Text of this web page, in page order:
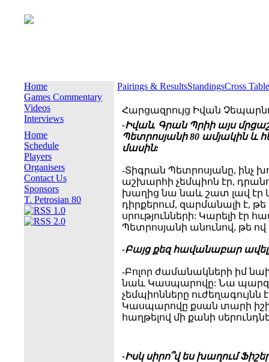
Home
Games Commentary
Videos
Interviews
Home
Schedule
Players
Organisers
Contact Us
Sponsors
T. Petrosian 80
Pairings & ResultsStandingsCross
Հարցազրույց Իվան
-Իվան, Գրան Պրիի այս
Պետրոսյանի 80 ամյակին և
մասին:
-Տիգրան Պետրոսյանը, ինչ
աշխարհի չեմպիոն էր,
խաղից նա նաև շատ լավ էր
դիրքերում, զարմանալի է,
սրությունների: Կարելի էր
Պետրոսյանի անունով, թե ով
-Բայց քեզ հավանաբար
-Բոլոր ժամանակների իմ
նաև Կասպարովը: Նա
չեմպիոնները
Կասպարովը քսան տարի
հաղթելով մի քանի
-Իսկ սիրո՞վ ես խաղում